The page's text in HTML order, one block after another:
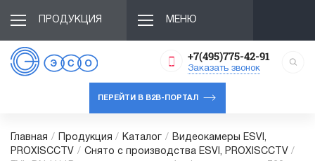
ПРОДУКЦИЯ МЕНЮ
+7(495)775-42-91
Заказать звонок
ПЕРЕЙТИ В B2B-ПОРТАЛ
Главная / Продукция / Каталог /
Видеокамеры ESVI,
PROXISCCTV / Снято с производства ESVI, PROXISCCTV /